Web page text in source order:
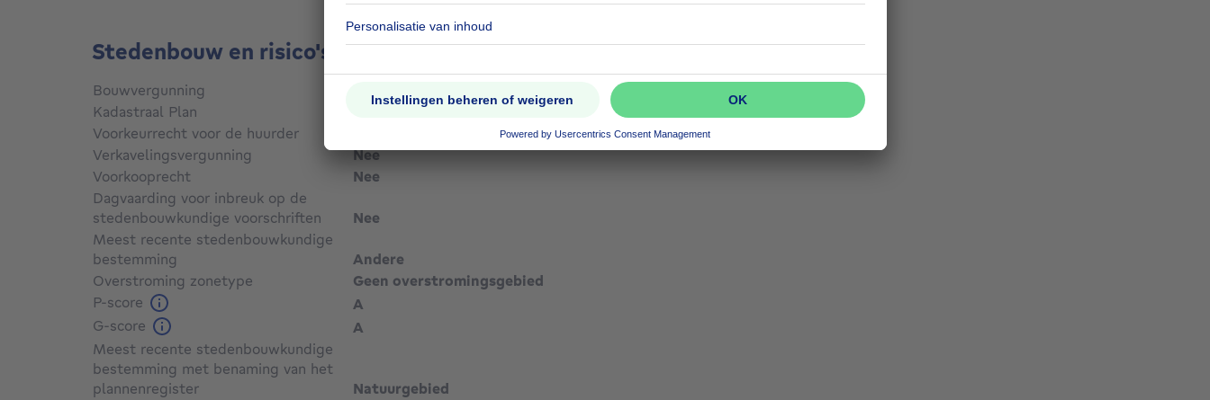
Stedenbouw en risico's
Bouwvergunning
Kadastraal Plan
Niet gespecificeerd
Voorkeurrecht voor de huurder
Verkavelingsvergunning
Nee
Voorkooprecht
Nee
Dagvaarding voor inbreuk op de
stedenbouwkundige voorschriften
Nee
Meest recente stedenbouwkundige
bestemming
Andere
Overstroming zonetype
Geen overstromingsgebied
P-score
A
G-score
A
Meest recente stedenbouwkundige
bestemming met benaming van het
plannenregister
Natuurgebied